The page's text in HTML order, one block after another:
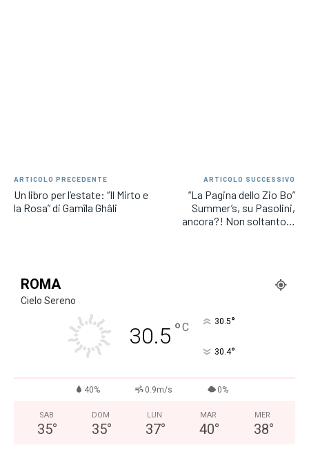
ARTICOLO PRECEDENTE
Un libro per l’estate: “Il Mirto e
la Rosa” di Gamîla Ghâli
ARTICOLO SUCCESSIVO
“La Pagina dello Zio Bo”
Summer’s, su Pasolini,
ancora?! Non soltanto…
ROMA
Cielo Sereno
30.5 °C 30.5°
30.4°
40% 0.9m/s 0%
SAB
35°
DOM
35°
LUN
37°
MAR
40°
MER
38°